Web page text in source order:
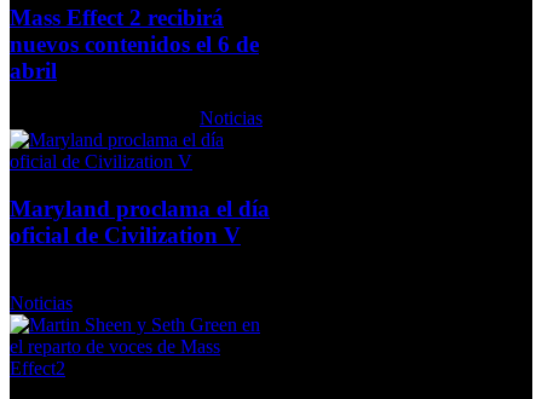
Mass Effect 2 recibirá
nuevos contenidos el 6 de
abril
Noticias
Maryland proclama el día
oficial de Civilization V
Noticias